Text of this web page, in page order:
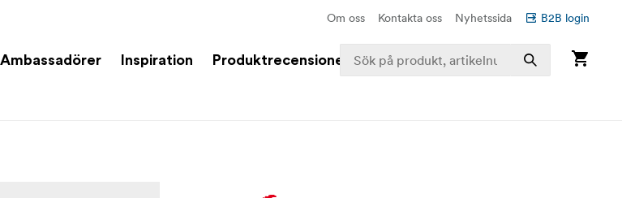
Om oss Kontakta oss Nyhetssida B2B login
Ambassadörer Inspiration Produktrecensioner